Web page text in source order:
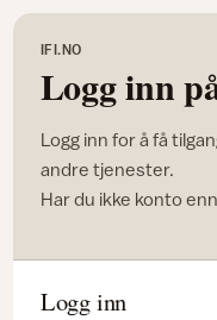
IFI.NO
Logg inn
Logg inn for å få
andre tjenester.
Har du ikke konto
Logg inn